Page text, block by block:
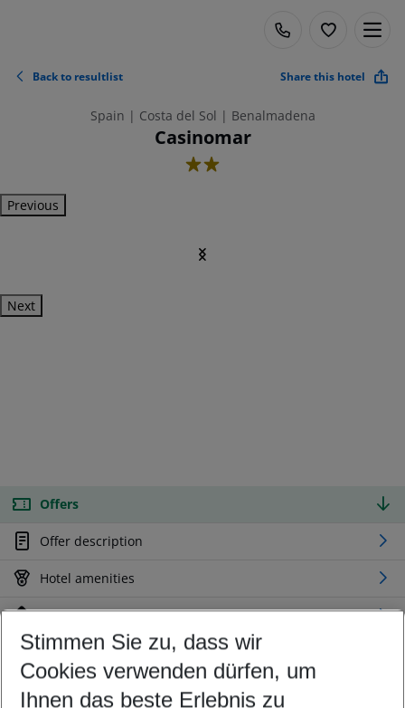
Back to resultlist Share this hotel
Spain | Costa del Sol | Benalmadena
Casinomar
2
Previous
Next
Offers
Offer description
Hotel amenities
Location
Customize your offer
Find the perfect deal which suits your best
Stimmen Sie zu, dass wir
Cookies verwenden dürfen, um
Ihnen das beste Erlebnis zu